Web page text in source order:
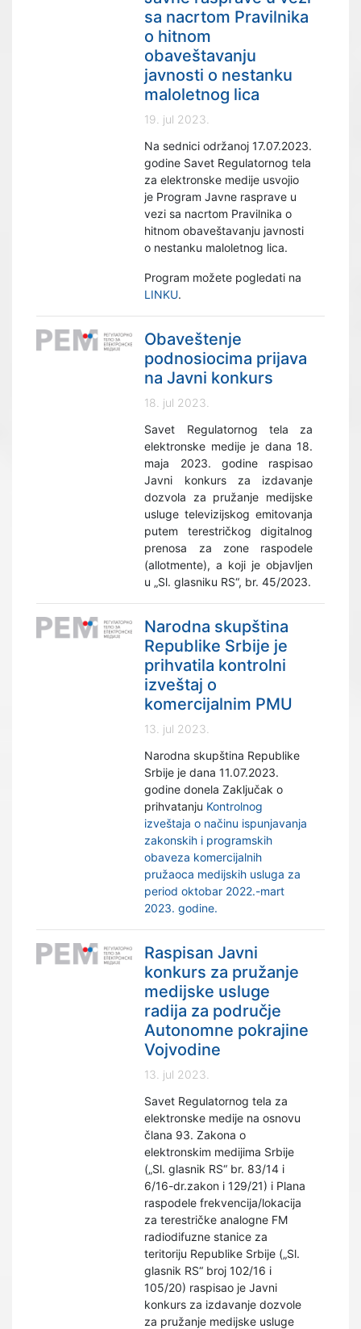
sa nacrtom Pravilnika
o hitnom
obaveštavanju
javnosti o nestanku
maloletnog lica
19. jul 2023.
Na sednici održanoj 17.07.2023.
godine Savet Regulatornog tela
za elektronske medije usvojio
je Program Javne rasprave u
vezi sa nacrtom Pravilnika o
hitnom obaveštavanju javnosti
o nestanku maloletnog lica.
Program možete pogledati na
LINKU.
Obaveštenje
podnosiocima prijava
na Javni konkurs
18. jul 2023.
Savet Regulatornog tela za
elektronske medije je dana 18.
maja 2023. godine raspisao
Javni konkurs za izdavanje
dozvola za pružanje medijske
usluge televizijskog emitovanja
putem terestričkog digitalnog
prenosa za zone raspodele
(allotmente), a koji je objavljen
u „Sl. glasniku RS“, br. 45/2023.
Narodna skupština
Republike Srbije je
prihvatila kontrolni
izveštaj o
komercijalnim PMU
13. jul 2023.
Narodna skupština Republike
Srbije je dana 11.07.2023.
godine donela Zaključak o
prihvatanju Kontrolnog
izveštaja o načinu ispunjavanja
zakonskih i programskih
obaveza komercijalnih
pružaoca medijskih usluga za
period oktobar 2022.-mart
2023. godine.
Raspisan Javni
konkurs za pružanje
medijske usluge
radija za područje
Autonomne pokrajine
Vojvodine
13. jul 2023.
Savet Regulatornog tela za
elektronske medije na osnovu
člana 93. Zakona o
elektronskim medijima Srbije
(„Sl. glasnik RS“ br. 83/14 i
6/16-dr.zakon i 129/21) i Plana
raspodele frekvencija/lokacija
za terestričke analogne FM
radiodifuzne stanice za
teritoriju Republike Srbije („Sl.
glasnik RS“ broj 102/16 i
105/20) raspisao je Javni
konkurs za izdavanje dozvole
za pružanje medijske usluge